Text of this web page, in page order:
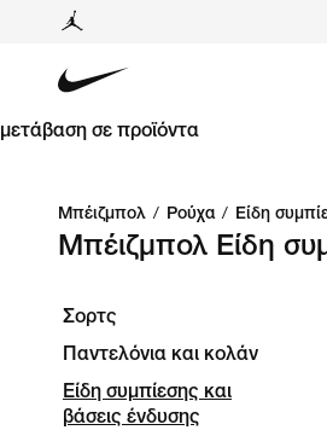
μετάβαση σε προϊόντα
Μπέιζμπολ / Ρούχα / Είδη
Μπέιζμπολ Είδη
Σορτς
Παντελόνια και κολάν
Είδη συμπίεσης και
βάσεις ένδυσης